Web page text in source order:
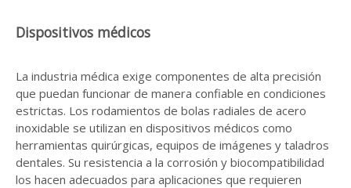
Dispositivos médicos
La industria médica exige componentes de alta precisión
que puedan funcionar de manera confiable en condiciones
estrictas. Los rodamientos de bolas radiales de acero
inoxidable se utilizan en dispositivos médicos como
herramientas quirúrgicas, equipos de imágenes y taladros
dentales. Su resistencia a la corrosión y biocompatibilidad
los hacen adecuados para aplicaciones que requieren